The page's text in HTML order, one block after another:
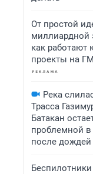
От простой
миллиардной
как работают
проекты на
Река
Трасса
Батакан
проблемной в
после дождей